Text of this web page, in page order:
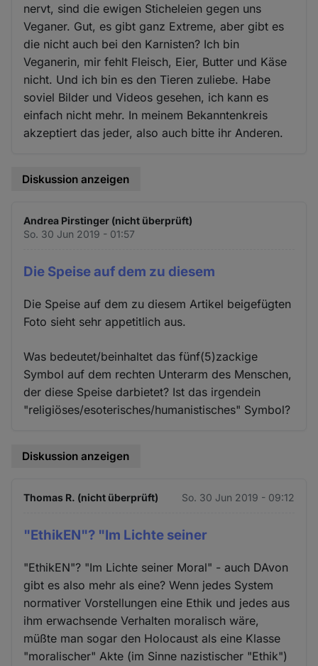
nervt, sind die ewigen Sticheleien gegen uns
Veganer. Gut, es gibt ganz Extreme, aber gibt es
die nicht auch bei den Karnisten? Ich bin
Veganerin, mir fehlt Fleisch, Eier, Butter und Käse
nicht. Und ich bin es den Tieren zuliebe. Habe
soviel Bilder und Videos gesehen, ich kann es
einfach nicht mehr. In meinem Bekanntenkreis
akzeptiert das jeder, also auch bitte ihr Anderen.
Diskussion anzeigen
Andrea Pirstinger (nicht überprüft)
So. 30 Jun 2019 - 01:57
Die Speise auf dem zu diesem
Die Speise auf dem zu diesem Artikel beigefügten
Foto sieht sehr appetitlich aus.
Was bedeutet/beinhaltet das fünf(5)zackige
Symbol auf dem rechten Unterarm des Menschen,
der diese Speise darbietet? Ist das irgendein
"religiöses/esoterisches/humanistisches" Symbol?
Diskussion anzeigen
Thomas R. (nicht überprüft) So. 30 Jun 2019 - 09:12
"EthikEN"? "Im Lichte seiner
"EthikEN"? "Im Lichte seiner Moral" - auch DAvon
gibt es also mehr als eine? Wenn jedes System
normativer Vorstellungen eine Ethik und jedes aus
ihm erwachsende Verhalten moralisch wäre,
müßte man sogar den Holocaust als eine Klasse
"moralischer" Akte (im Sinne nazistischer "Ethik")